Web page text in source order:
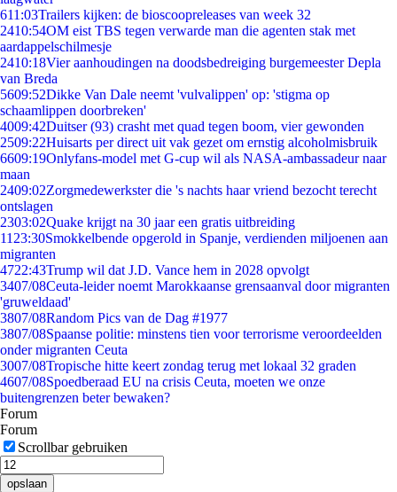
611:03Trailers kijken: de bioscoopreleases van week 32
2410:54OM eist TBS tegen verwarde man die agenten stak met
aardappelschilmesje
2410:18Vier aanhoudingen na doodsbedreiging burgemeester Depla
van Breda
5609:52Dikke Van Dale neemt 'vulvalippen' op: 'stigma op
schaamlippen doorbreken'
4009:42Duitser (93) crasht met quad tegen boom, vier gewonden
2509:22Huisarts per direct uit vak gezet om ernstig alcoholmisbruik
6609:19Onlyfans-model met G-cup wil als NASA-ambassadeur naar
maan
2409:02Zorgmedewerkster die 's nachts haar vriend bezocht terecht
ontslagen
2303:02Quake krijgt na 30 jaar een gratis uitbreiding
11 23:30Smokkelbende opgerold in Spanje, verdienden miljoenen aan
migranten
4722:43Trump wil dat J.D. Vance hem in 2028 opvolgt
3407/08Ceuta-leider noemt Marokkaanse grensaanval door migranten
'gruweldaad'
3807/08Random Pics van de Dag #1977
3807/08Spaanse politie: minstens tien voor terrorisme veroordeelden
onder migranten Ceuta
3007/08Tropische hitte keert zondag terug met lokaal 32 graden
4607/08Spoedberaad EU na crisis Ceuta, moeten we onze
buitengrenzen beter bewaken?
Forum
Forum
Scrollbar gebruiken
opslaan